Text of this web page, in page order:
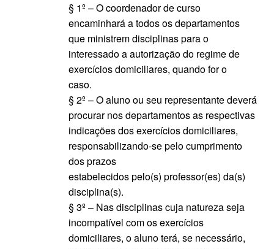
§ 1º – O coordenador de curso
encaminhará a todos os departamentos
que ministrem disciplinas para o
interessado a autorização do regime de
exercícios domiciliares, quando for o
caso.
§ 2º – O aluno ou seu representante deverá
procurar nos departamentos as respectivas
indicações dos exercícios domiciliares,
responsabilizando-se pelo cumprimento
dos prazos
estabelecidos pelo(s) professor(es) da(s)
disciplina(s).
§ 3º – Nas disciplinas cuja natureza seja
incompatível com os exercícios
domiciliares, o aluno terá, se necessário,